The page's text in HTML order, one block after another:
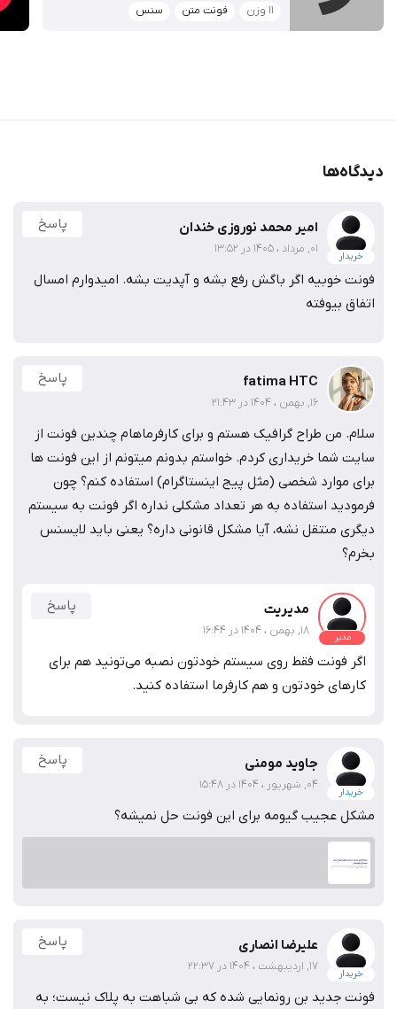
۱۱ وزن فونت متن سنس
دیدگاه‌ها
خریدار
امیر محمد نوروزی خندان
01, مرداد ، 1405 در 13:52
پاسخ
فونت خوبیه اگر باگش رفع بشه و آپدیت بشه. امیدوارم امسال
اتفاق بیوفته
fatima HTC
16, بهمن ، 1404 در 21:43
پاسخ
سلام. من طراح گرافیک هستم و برای کارفرماهام چندین فونت از
سایت شما خریداری کردم. خواستم بدونم میتونم از این فونت ها
برای موارد شخصی (مثل پیج اینستاگرام) استفاده کنم؟ چون
فرمودید استفاده به هر تعداد مشکلی نداره اگر فونت به سیستم
دیگری منتقل نشه، آیا مشکل قانونی داره؟ یعنی باید لایسنس
بخرم؟
مدیر
مدیریت
18, بهمن ، 1404 در 16:44
پاسخ
اگر فونت فقط روی سیستم خودتون نصبه می‌تونید هم برای
کارهای خودتون و هم کارفرما استفاده کنید.
خریدار
جاوید مومنی
04, شهریور ، 1404 در 15:48
پاسخ
مشکل عجیب گیومه برای این فونت حل نمیشه؟
خریدار
علیرضا انصاری
17, اردیبهشت ، 1404 در 22:37
پاسخ
فونت جدید بن رونمایی شده که بی شباهت به پلاک نیست؛ به